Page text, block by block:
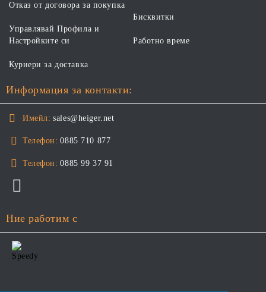
Отказ от договора за покупка
Управлявай Профила и
Настройките си
Бисквитки
Работно време
Куриери за доставка
Информация за контакти:
Имейл: sales@heiger.net
Телефон: 0885 710 877
Телефон: 0885 99 37 91
Ние работим с